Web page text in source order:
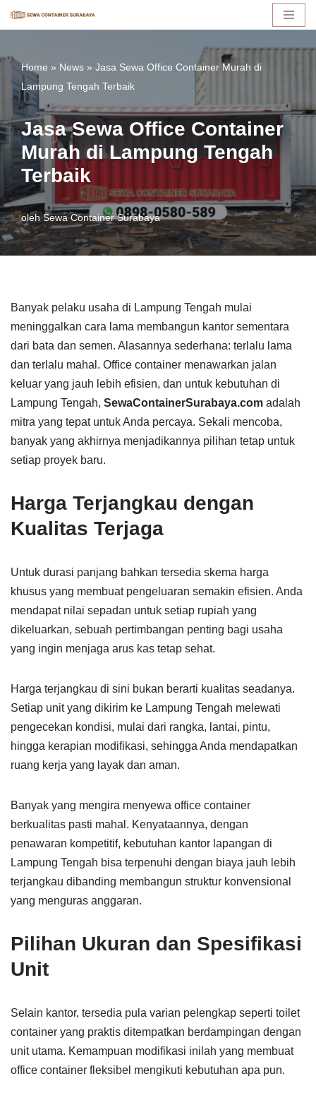
ke
konten
Home » News » Jasa Sewa Office Container Murah di
Lampung Tengah Terbaik
Jasa Sewa Office Container
Murah di Lampung Tengah
Terbaik
olehSewa Container Surabaya
Banyak pelaku usaha di Lampung Tengah mulai
meninggalkan cara lama membangun kantor sementara
dari bata dan semen. Alasannya sederhana: terlalu lama
dan terlalu mahal. Office container menawarkan jalan
keluar yang jauh lebih efisien, dan untuk kebutuhan di
Lampung Tengah, SewaContainerSurabaya.com adalah
mitra yang tepat untuk Anda percaya. Sekali mencoba,
banyak yang akhirnya menjadikannya pilihan tetap untuk
setiap proyek baru.
Harga Terjangkau dengan
Kualitas Terjaga
Untuk durasi panjang bahkan tersedia skema harga
khusus yang membuat pengeluaran semakin efisien. Anda
mendapat nilai sepadan untuk setiap rupiah yang
dikeluarkan, sebuah pertimbangan penting bagi usaha
yang ingin menjaga arus kas tetap sehat.
Harga terjangkau di sini bukan berarti kualitas seadanya.
Setiap unit yang dikirim ke Lampung Tengah melewati
pengecekan kondisi, mulai dari rangka, lantai, pintu,
hingga kerapian modifikasi, sehingga Anda mendapatkan
ruang kerja yang layak dan aman.
Banyak yang mengira menyewa office container
berkualitas pasti mahal. Kenyataannya, dengan
penawaran kompetitif, kebutuhan kantor lapangan di
Lampung Tengah bisa terpenuhi dengan biaya jauh lebih
terjangkau dibanding membangun struktur konvensional
yang menguras anggaran.
Pilihan Ukuran dan Spesifikasi
Unit
Selain kantor, tersedia pula varian pelengkap seperti toilet
container yang praktis ditempatkan berdampingan dengan
unit utama. Kemampuan modifikasi inilah yang membuat
office container fleksibel mengikuti kebutuhan apa pun.